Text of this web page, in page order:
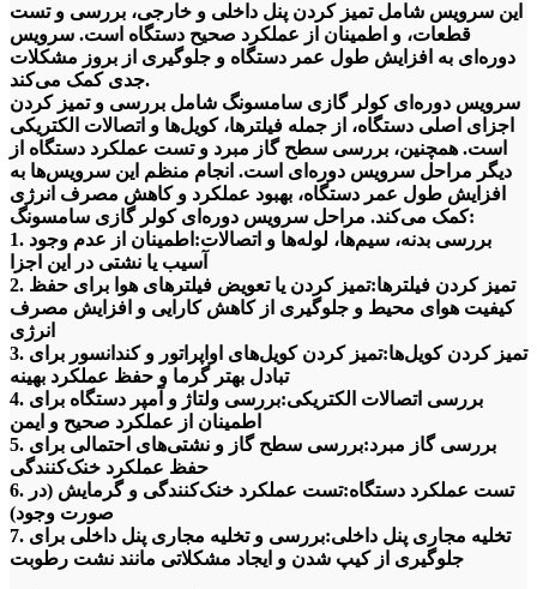
3. نشت گاز: اگر گاز کولرگازی نشت کند، دستگاه دچار مشکل
خواهد شد. در این صورت، باید لوله‌ها را بررسی کنید و در صورت
4. کمبود آب: اگر کولرگازی سامسونگ شما کمبود آب داشته باشد،
ممکن است فیلتر هوا گرفتار شده باشد. در این صورت، باید فیلتر
هوا را تعویض کنید.
نکات مهم
1. همیشه قبل از هر تعمیری، دستگاه را خاموش کنید و از برق خارج
کنید.
3. همیشه قبل از هر تعمیری، دستگاه را با دقت بررسی کنید و به
دنبال هر نشانه خرابی باشید.
نتیجه گیری
کولرگازی یکی از دستگاه‌های مهم در زندگی روزمره ماست. با
وجود اینکه کولرگازی‌ها بسیار مفید هستند، اما همانطور که هر
این سرویس شامل تمیز کردن پنل داخلی و خارجی، بررسی و تست
قطعات، و اطمینان از عملکرد صحیح دستگاه است. سرویس
دوره‌ای به افزایش طول عمر دستگاه و جلوگیری از بروز مشکلات
جدی کمک می‌کند.
سرویس دوره‌ای کولر گازی سامسونگ شامل بررسی و تمیز کردن
اجزای اصلی دستگاه، از جمله فیلترها، کویل‌ها و اتصالات الکتریکی
است. همچنین، بررسی سطح گاز مبرد و تست عملکرد دستگاه از
دیگر مراحل سرویس دوره‌ای است. انجام منظم این سرویس‌ها به
افزایش طول عمر دستگاه، بهبود عملکرد و کاهش مصرف انرژی
کمک می‌کند. مراحل سرویس دوره‌ای کولر گازی سامسونگ:
1. بررسی بدنه، سیم‌ها، لوله‌ها و اتصالات:اطمینان از عدم وجود
آسیب یا نشتی در این اجزا
2. تمیز کردن فیلترها:تمیز کردن یا تعویض فیلترهای هوا برای حفظ
کیفیت هوای محیط و جلوگیری از کاهش کارایی و افزایش مصرف
انرژی
3. تمیز کردن کویل‌ها:تمیز کردن کویل‌های اواپراتور و کندانسور برای
تبادل بهتر گرما و حفظ عملکرد بهینه
4. بررسی اتصالات الکتریکی:بررسی ولتاژ و آمپر دستگاه برای
اطمینان از عملکرد صحیح و ایمن
5. بررسی گاز مبرد:بررسی سطح گاز و نشتی‌های احتمالی برای
حفظ عملکرد خنک‌کنندگی
6. تست عملکرد دستگاه:تست عملکرد خنک‌کنندگی و گرمایش (در
صورت وجود)
7. تخلیه مجاری پنل داخلی:بررسی و تخلیه مجاری پنل داخلی برای
جلوگیری از کیپ شدن و ایجاد مشکلاتی مانند نشت رطوبت